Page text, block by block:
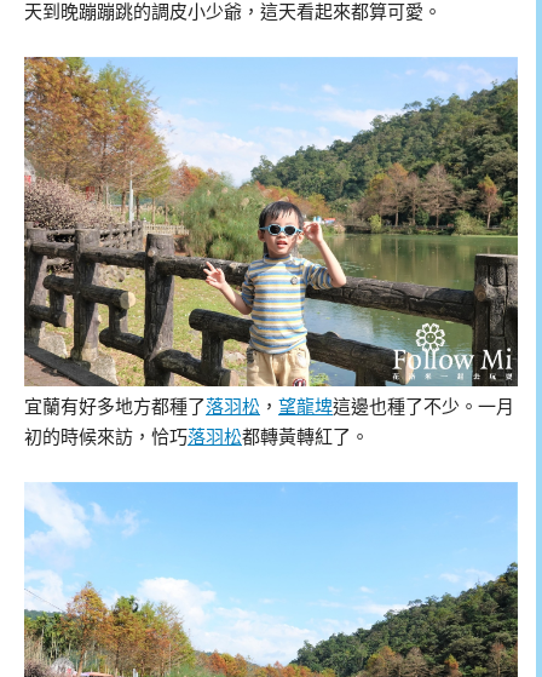
天到晚蹦蹦跳的調皮小少爺，這天看起來都算可愛。
宜蘭有好多地方都種了落羽松 ， 望龍埤這邊也種了不少。一月
初的時候來訪，恰巧落羽松都轉黃轉紅了。